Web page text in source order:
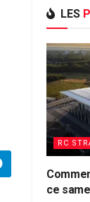
LES
RC
ce